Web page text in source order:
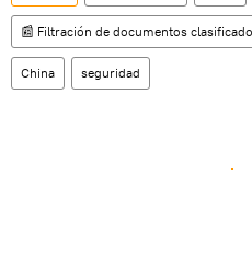
📰 Filtración de documentos
China seguridad